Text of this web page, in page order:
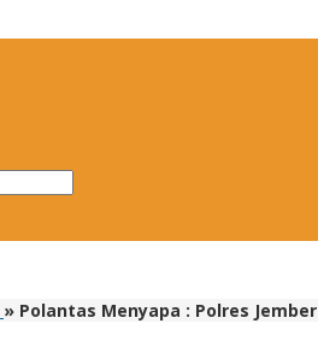
» Polantas Menyapa : Polres